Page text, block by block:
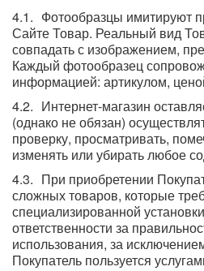
Фотообразцы имитируют
Сайте Товар. Реальный вид
совпадать с изображением,
Каждый фотообразец
информацией: артикулом,
Интернет-магазин
(однако не обязан)
проверку, просматривать,
изменять или убирать любое
При приобретении
сложных товаров, которые
специализированной
ответственности за
использования, за
Покупатель пользуется